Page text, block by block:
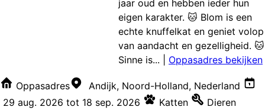
jaar oud en hebben ieder hun
eigen karakter. 🐱 Blom is een
echte knuffelkat en geniet volop
van aandacht en gezelligheid. 🐱
Sinne is...
Oppasadres bekijken
Oppasadres
Andijk, Noord-Holland, Nederland
29 aug. 2026 tot 18 sep. 2026 Katten
Dieren